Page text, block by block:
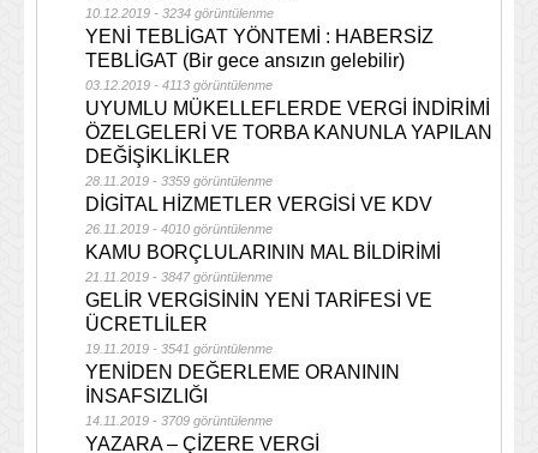
10.12.2019 - 3234 görüntülenme
YENİ TEBLİGAT YÖNTEMİ : HABERSİZ
TEBLİGAT (Bir gece ansızın gelebilir)
03.12.2019 - 4113 görüntülenme
UYUMLU MÜKELLEFLERDE VERGİ İNDİRİMİ
ÖZELGELERİ VE TORBA KANUNLA YAPILAN
DEĞİŞİKLİKLER
28.11.2019 - 3359 görüntülenme
DİGİTAL HİZMETLER VERGİSİ VE KDV
26.11.2019 - 4010 görüntülenme
KAMU BORÇLULARININ MAL BİLDİRİMİ
21.11.2019 - 3847 görüntülenme
GELİR VERGİSİNİN YENİ TARİFESİ VE
ÜCRETLİLER
19.11.2019 - 3541 görüntülenme
YENİDEN DEĞERLEME ORANININ
İNSAFSIZLIĞI
14.11.2019 - 3709 görüntülenme
YAZARA – ÇİZERE VERGİ